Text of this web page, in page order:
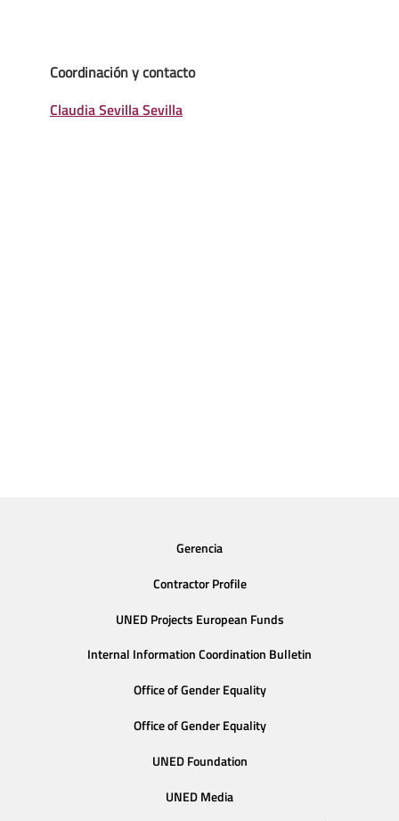
Coordinación y contacto
Claudia Sevilla Sevilla
Gerencia
Contractor Profile
UNED Projects European Funds
Internal Information Coordination Bulletin
Office of Gender Equality
Office of Gender Equality
UNED Foundation
UNED Media